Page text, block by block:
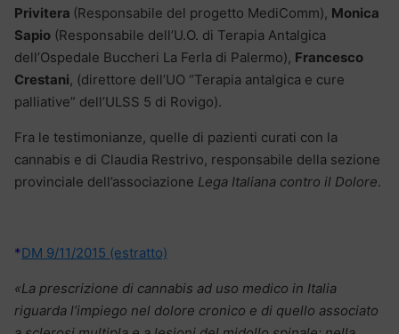
Privitera (Responsabile del progetto MediComm), Monica
Sapio (Responsabile dell’U.O. di Terapia Antalgica
dell’Ospedale Buccheri La Ferla di Palermo), Francesco
Crestani, (direttore dell’UO “Terapia antalgica e cure
palliative” dell’ULSS 5 di Rovigo).
Fra le testimonianze, quelle di pazienti curati con la
cannabis e di Claudia Restrivo, responsabile della sezione
provinciale dell’associazione Lega Italiana contro il Dolore.
*DM 9/11/2015 (estratto)
«La prescrizione di cannabis ad uso medico in Italia
riguarda l’impiego nel dolore cronico e di quello associato